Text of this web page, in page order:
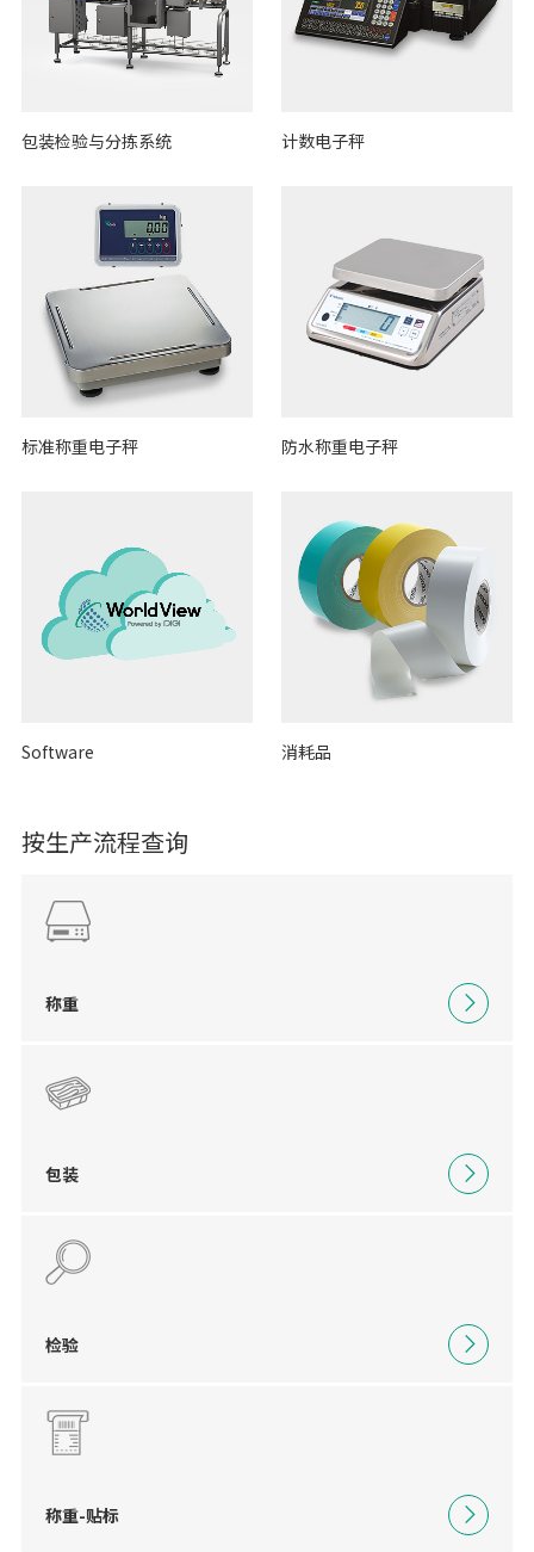
包装检验与分拣系统 计数电子秤
标准称重电子秤 防水称重电子秤
Software 消耗品
按生产流程查询
称重
包装
检验
称重-贴标